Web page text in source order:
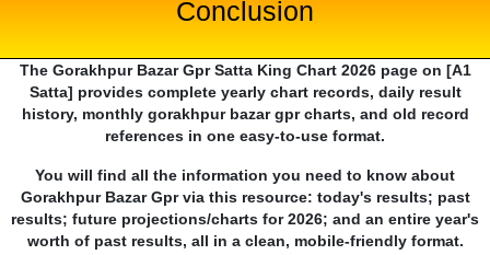
Conclusion
The Gorakhpur Bazar Gpr Satta King Chart 2026 page on [A1
Satta] provides complete yearly chart records, daily result
history, monthly gorakhpur bazar gpr charts, and old record
references in one easy-to-use format.
You will find all the information you need to know about
Gorakhpur Bazar Gpr via this resource: today's results; past
results; future projections/charts for 2026; and an entire year's
worth of past results, all in a clean, mobile-friendly format.